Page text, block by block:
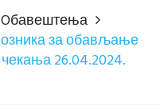
Oбавештења
за обављање
26.04.2024.